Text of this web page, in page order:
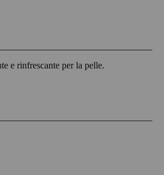
e rinfrescante per la pelle.